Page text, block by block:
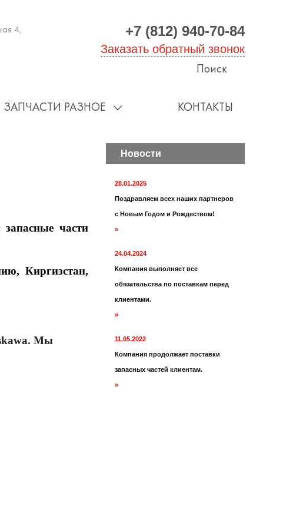
4,
+7 (812) 940-70-84
Заказать обратный звонок
Поиск
ЗАПЧАСТИ РАЗНОЕ КОНТАКТЫ
части
Киргизстан,
Мы
Новости
28.01.2025
Поздравляем всех наших партнеров
с Новым Годом и Рождеством!
»
24.04.2024
Компания выполняет все
обязательства по поставкам перед
клиентами.
»
11.05.2022
Компания продолжает поставки
запасных частей клиентам.
»